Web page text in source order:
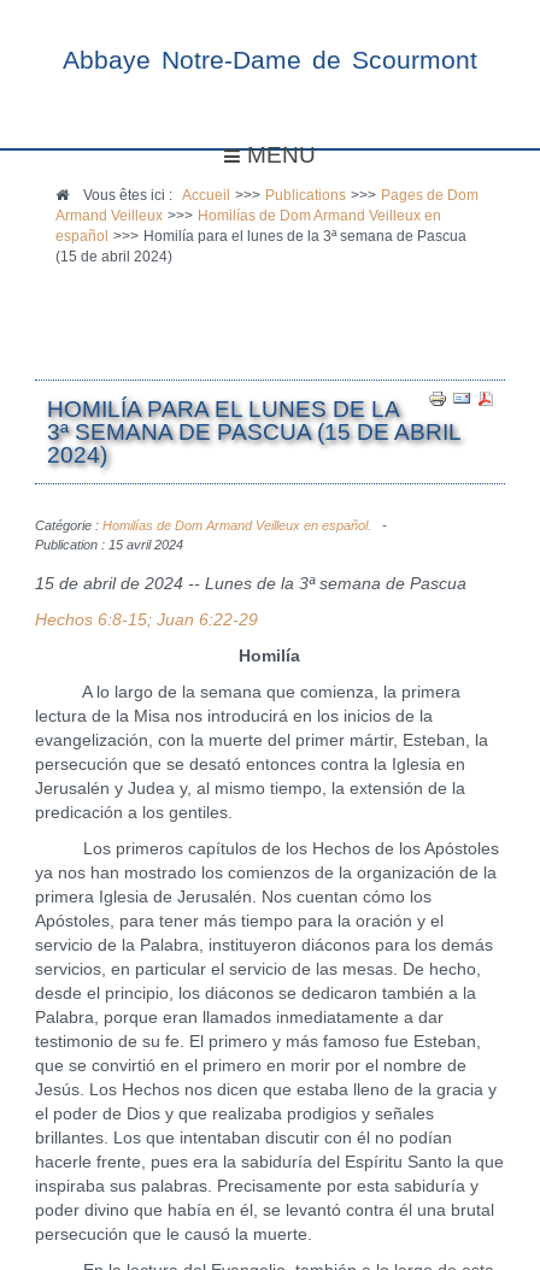
Abbaye Notre-Dame de Scourmont
MENU
Vous êtes ici :Accueil >>> Publications >>> Pages de Dom
Armand Veilleux >>> Homilías de Dom Armand Veilleux en
español
>>> Homilía para el lunes de la 3ª semana de Pascua
(15 de abril 2024)
HOMILÍA PARA EL LUNES DE LA
3ª SEMANA DE PASCUA (15 DE ABRIL
2024)
Catégorie : Homilías de Dom Armand Veilleux en español.
Publication : 15 avril 2024
15 de abril de 2024 -- Lunes de la 3ª semana de Pascua
Hechos 6:8-15; Juan 6:22-29
Homilía
A lo largo de la semana que comienza, la primera
lectura de la Misa nos introducirá en los inicios de la
evangelización, con la muerte del primer mártir, Esteban, la
persecución que se desató entonces contra la Iglesia en
Jerusalén y Judea y, al mismo tiempo, la extensión de la
predicación a los gentiles.
Los primeros capítulos de los Hechos de los Apóstoles
ya nos han mostrado los comienzos de la organización de la
primera Iglesia de Jerusalén. Nos cuentan cómo los
Apóstoles, para tener más tiempo para la oración y el
servicio de la Palabra, instituyeron diáconos para los demás
servicios, en particular el servicio de las mesas. De hecho,
desde el principio, los diáconos se dedicaron también a la
Palabra, porque eran llamados inmediatamente a dar
testimonio de su fe. El primero y más famoso fue Esteban,
que se convirtió en el primero en morir por el nombre de
Jesús. Los Hechos nos dicen que estaba lleno de la gracia y
el poder de Dios y que realizaba prodigios y señales
brillantes. Los que intentaban discutir con él no podían
hacerle frente, pues era la sabiduría del Espíritu Santo la que
inspiraba sus palabras. Precisamente por esta sabiduría y
poder divino que había en él, se levantó contra él una brutal
persecución que le causó la muerte.